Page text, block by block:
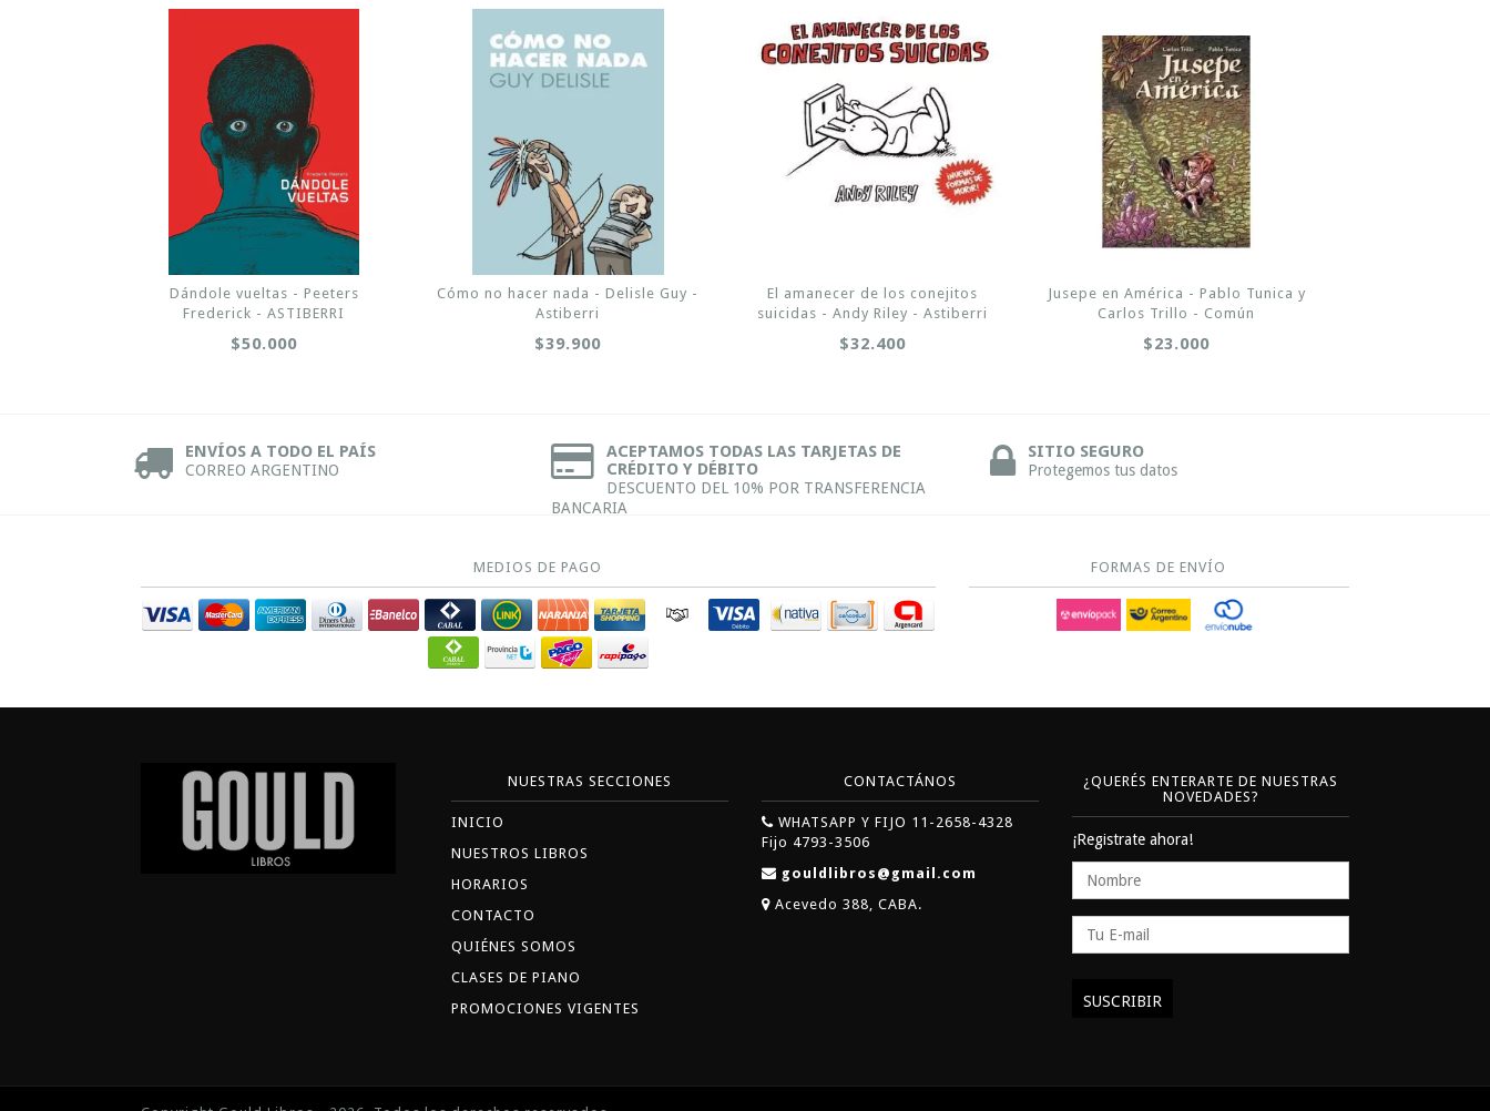
Dándole vueltas - Peeters
Frederick - ASTIBERRI
$50.000
Cómo no hacer nada - Delisle Guy -
Astiberri
$39.900
El amanecer de los conejitos
suicidas - Andy Riley - Astiberri
$32.400
Jusepe en América - Pablo Tunica y
Carlos Trillo - Común
$23.000
ENVÍOS A TODO EL PAÍS
CORREO ARGENTINO
ACEPTAMOS TODAS LAS TARJETAS DE
CRÉDITO Y DÉBITO
DESCUENTO DEL 10% POR TRANSFERENCIA
BANCARIA
SITIO SEGURO
Protegemos tus datos
MEDIOS DE PAGO FORMAS DE ENVÍO
NUESTRAS SECCIONES
INICIO
NUESTROS LIBROS
HORARIOS
CONTACTO
QUIÉNES SOMOS
CLASES DE PIANO
PROMOCIONES VIGENTES
CONTACTÁNOS
WHATSAPP Y FIJO 11-2658-4328
Fijo 4793-3506
gouldlibros@gmail.com
Acevedo 388, CABA.
¿QUERÉS ENTERARTE DE NUESTRAS
NOVEDADES?
¡Registrate ahora!